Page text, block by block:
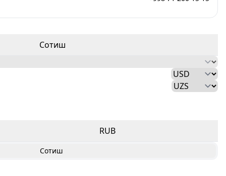
Сотиш
RUB
Сотиш